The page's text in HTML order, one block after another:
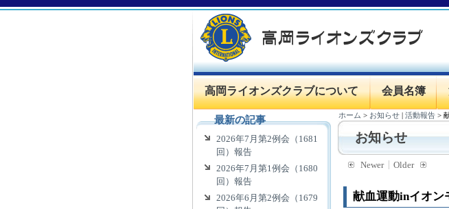
高岡ライオンズクラブについて 会員名簿
ホーム > お知らせ |活動報告 >
お知らせ
Newer Older
献血運動inイオン
最新の記事
2026年7月第2例会（1681
回）報告
2026年7月第1例会（1680
回）報告
2026年6月第2例会（1679